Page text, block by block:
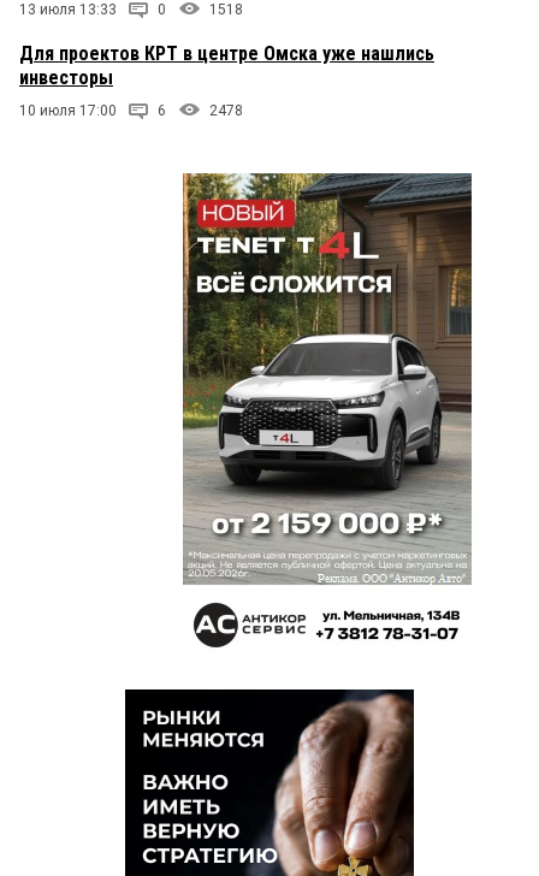
13 июля 13:33 0 1518
Для проектов КРТ в центре Омска уже нашлись
инвесторы
10 июля 17:00 6 2478